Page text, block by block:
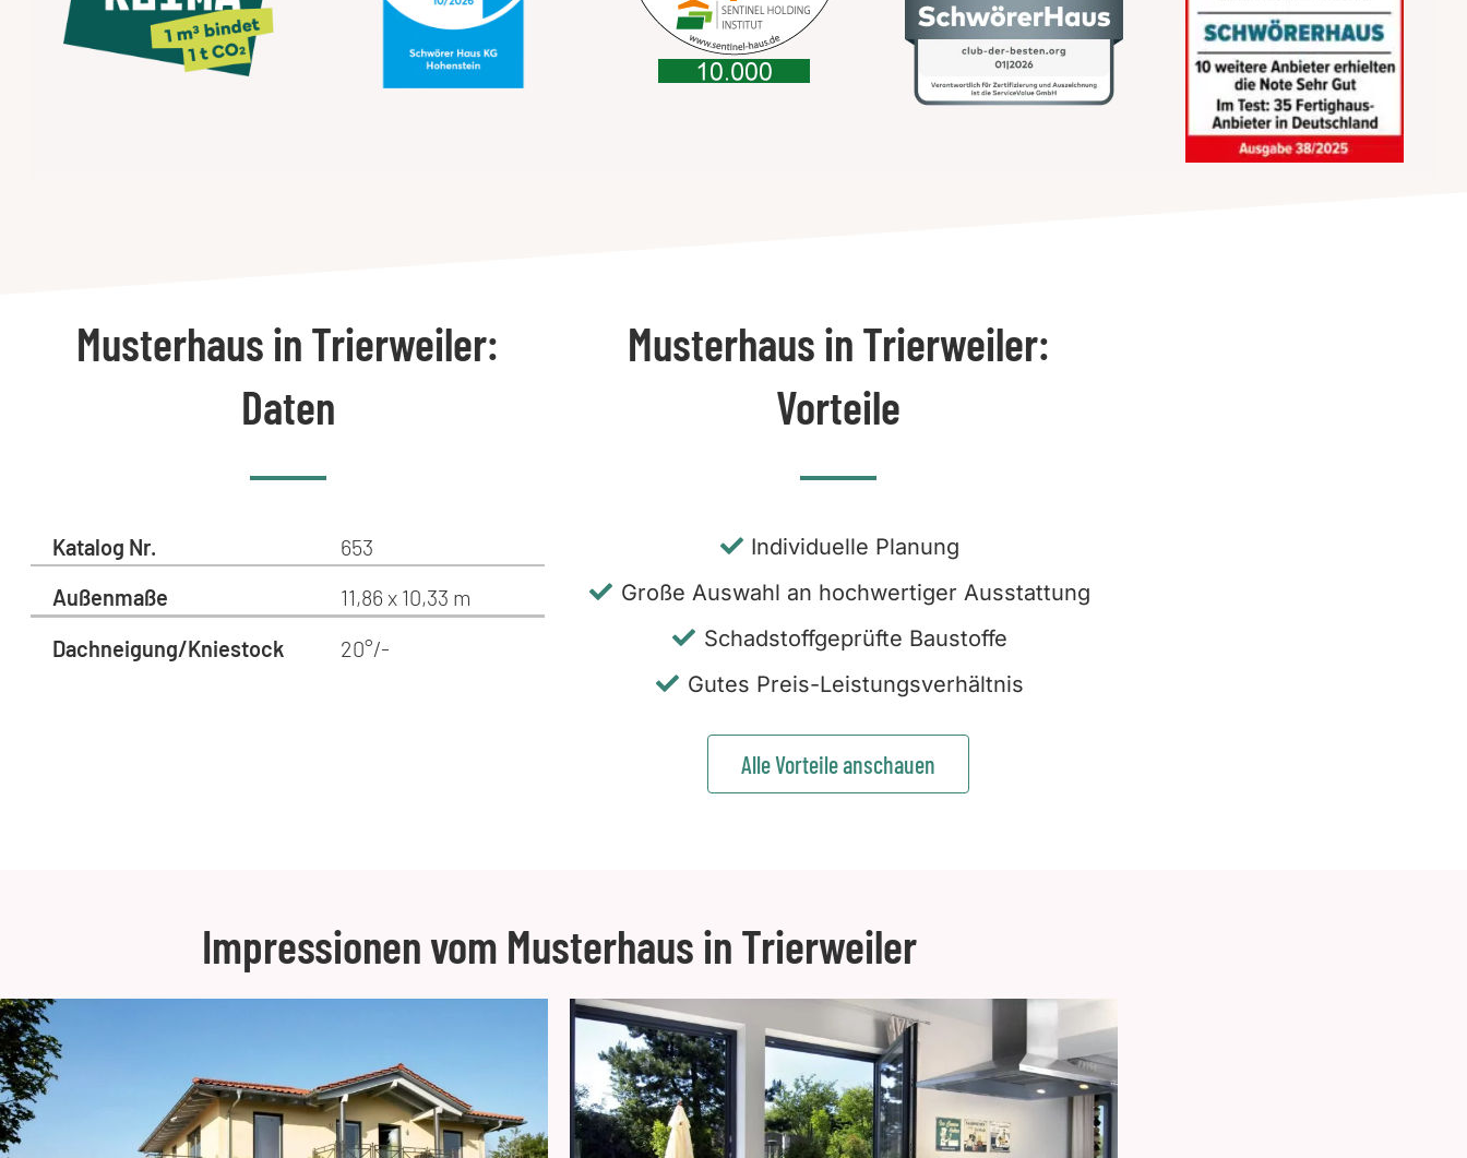
Musterhaus in Trierweiler:
Daten
Katalog Nr.
653
Außenmaße
11,86 x 10,33 m
Dachneigung/Kniestock
20°/-
Musterhaus in Trierweiler:
Vorteile
Individuelle Planung
Große Auswahl an hochwertiger Ausstattung
Schadstoffgeprüfte Baustoffe
Gutes Preis-Leistungsverhältnis
Alle Vorteile anschauen
Impressionen vom Musterhaus in Trierweiler